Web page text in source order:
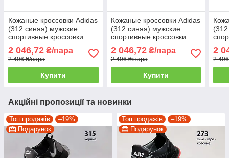
Кожаные кроссовки Adidas
(312 синяя) мужские
спортивные кроссовки
2 046,72 ₴/пара
2 496 ₴/пара
Купити
Кожаные кроссовки Adidas
(312 синяя) мужские
спортивные кроссовки
2 046,72₴/пара
2 496 ₴/пара
Купити
2
2
Акційні пропозиції та новинки
Топ продажів
–19%
Подарунок
Топ продажів
–19%
Подарунок